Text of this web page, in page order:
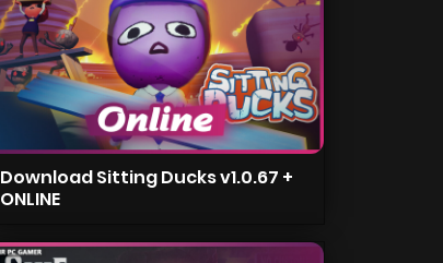
Download Sitting Ducks v1.0.67 +
ONLINE